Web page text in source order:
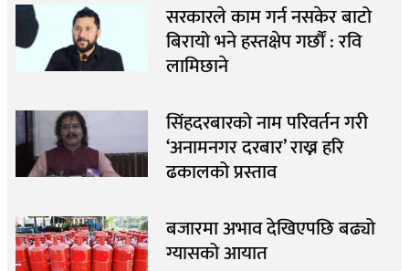
सरकारले काम गर्न नसकेर बाटो
बिरायो भने हस्तक्षेप गर्छौं : रवि
लामिछाने
सिंहदरबारको नाम परिवर्तन गरी
‘अनामनगर दरबार’ राख्न हरि
ढकालको प्रस्ताव
बजारमा अभाव देखिएपछि बढ्यो
ग्यासको आयात